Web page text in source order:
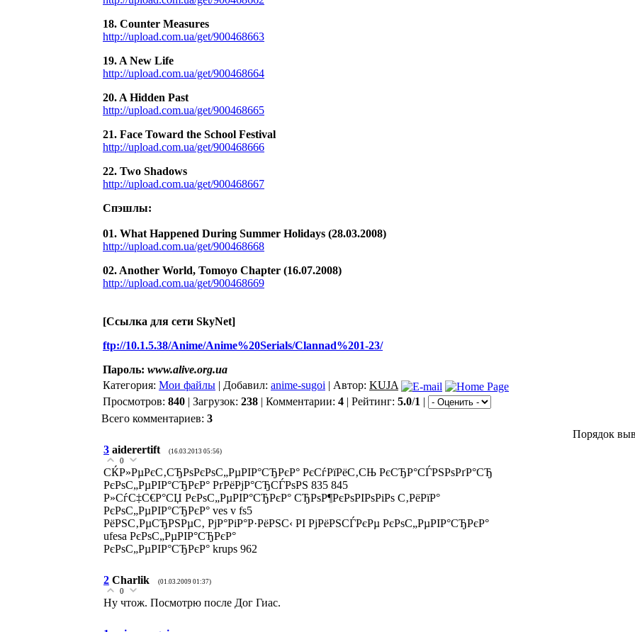
18. Counter Measures
http://upload.com.ua/get/900468663
19. A New Life
http://upload.com.ua/get/900468664
20. A Hidden Past
http://upload.com.ua/get/900468665
21. Face Toward the School Festival
http://upload.com.ua/get/900468666
22. Two Shadows
http://upload.com.ua/get/900468667
Спэшлы:
01. What Happened During Summer Holidays (28.03.2008)
http://upload.com.ua/get/900468668
02. Another World, Tomoyo Chapter (16.07.2008)
http://upload.com.ua/get/900468669
[Cсылка для сети SkyNet]
ftp://10.1.5.38/Anime/Anime%20Serials/Clannad%201-23/
Пароль: www.alive.org.ua
Категория: Мои файлы | Добавил: anime-sugoi | Автор: KUJA
Просмотров: 840 | Загрузок: 238 | Комментарии: 4 | Рейтинг: 5.0/1 |
Всего комментариев: 3
Порядок
3 aiderertift (16.03.2013 05:56)
0
СЌР»РµРєС‚СЂРѕРєРѕС„РµРІР°СЂРєР° РєСѓРїРёС‚СЊ РєСЂР°СЃРЅРѕРґР°СЂ
РєРѕС„РµРІР°СЂРєР° РґРёРјР°СЂСЃРѕРЅ 835 845
Р»СѓС‡С€Р°СЏ РєРѕС„РµРІР°СЂРєР° СЂРѕР¶РєРѕРІРѕРіРѕ С‚РёРїР°
РєРѕС„РµРІР°СЂРєР° ves v fs5
РёРЅС‚РµСЂРЅРµС‚ РјР°РіР°Р·РёРЅС‹ РІ РјРёРЅСЃРєРµ РєРѕС„РµРІР°СЂРєР°
ufesa РєРѕС„РµРІР°СЂРєР°
РєРѕС„РµРІР°СЂРєР° krups 962
2 Charlik (01.03.2009 01:37)
0
Ну чтож. Посмотрю после Дог Гиас.